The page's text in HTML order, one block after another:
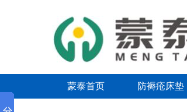
蒙泰首页 防褥疮床垫